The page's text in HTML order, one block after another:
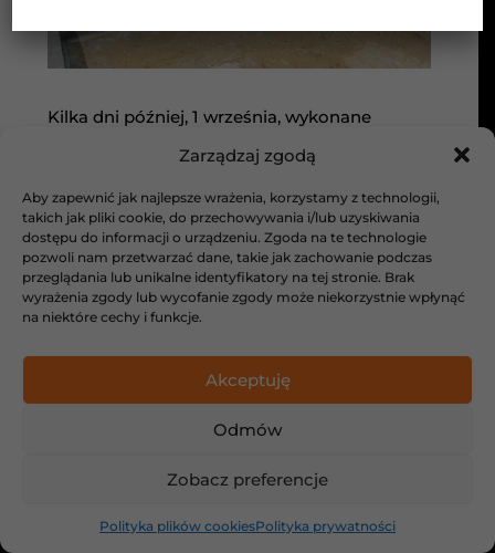
Zarządzaj zgodą
Aby zapewnić jak najlepsze wrażenia, korzystamy z technologii,
takich jak pliki cookie, do przechowywania i/lub uzyskiwania
dostępu do informacji o urządzeniu. Zgoda na te technologie
pozwoli nam przetwarzać dane, takie jak zachowanie podczas
przeglądania lub unikalne identyfikatory na tej stronie. Brak
wyrażenia zgody lub wycofanie zgody może niekorzystnie wpłynąć
na niektóre cechy i funkcje.
Akceptuję
Odmów
Zobacz preferencje
Polityka plików cookiesPolityka prywatności
Kilka dni później, 1 września, wykonane